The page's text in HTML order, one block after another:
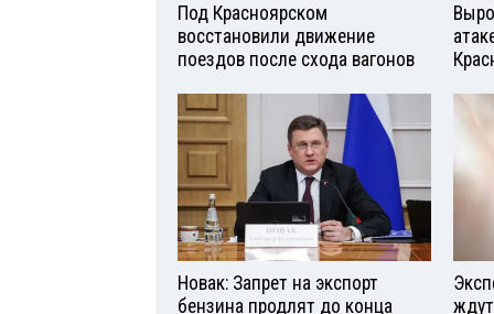
Под Красноярском
восстановили движение
поездов после схода вагонов
Новак: Запрет на экспорт
бензина продлят до конца